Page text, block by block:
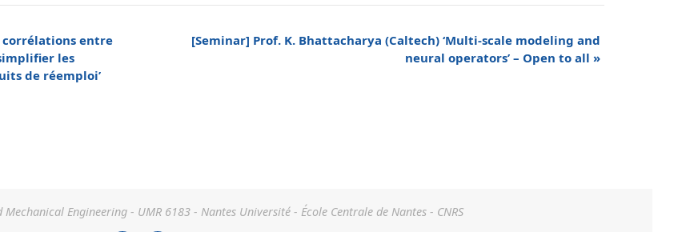
corrélations entre
les
de réemploi’
[Seminar] Prof. K. Bhattacharya (Caltech) ‘Multi-scale modeling and
neural operators’ – Open to all »
Engineering - UMR 6183 - Nantes Université - École Centrale de Nantes - CNRS